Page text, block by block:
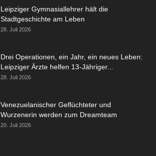
Leipziger Gymnasiallehrer hält die
Stadtgeschichte am Leben
28. Juli 2026
Drei Operationen, ein Jahr, ein neues Leben:
Leipziger Ärzte helfen 13-Jähriger...
28. Juli 2026
Venezuelanischer Geflüchteter und
Wurzenerin werden zum Dreamteam
20. Juli 2026